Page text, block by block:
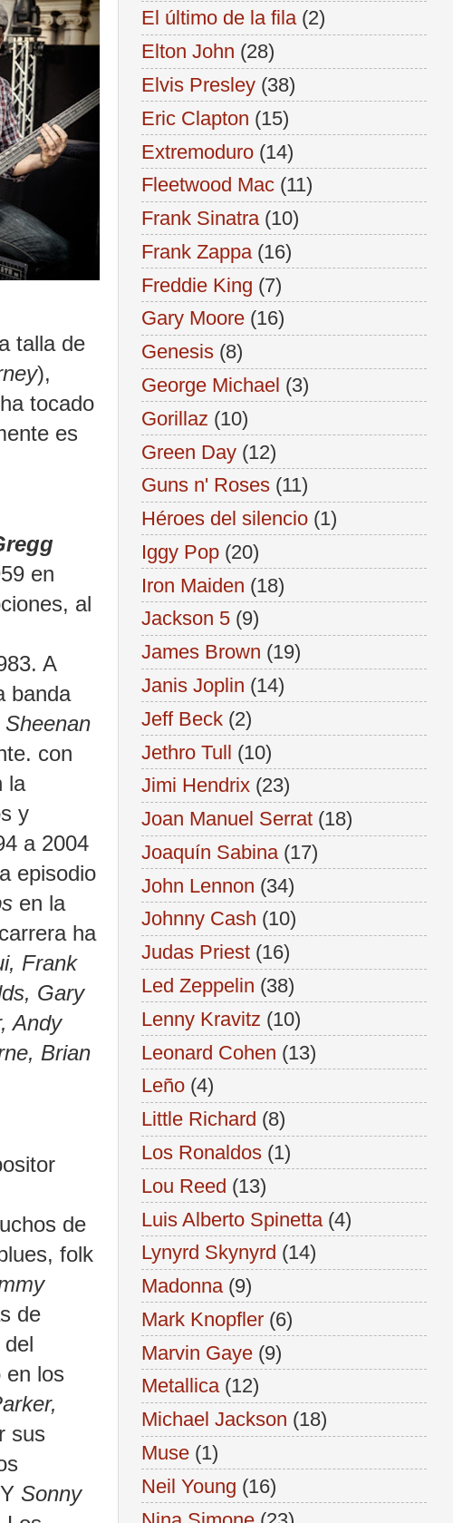
talla de
),
tocado
es
en
al
A
banda
con
la
y
a 2004
episodio
en la
ha
Frank
Gary
Andy
Brian
de
folk
de
en los
sus
Sonny
El último de la fila (2)
Elton John (28)
Elvis Presley (38)
Eric Clapton (15)
Extremoduro (14)
Fleetwood Mac (11)
Frank Sinatra (10)
Frank Zappa (16)
Freddie King (7)
Gary Moore (16)
Genesis (8)
George Michael (3)
Gorillaz (10)
Green Day (12)
Guns n' Roses (11)
Héroes del silencio (1)
Iggy Pop (20)
Iron Maiden (18)
Jackson 5 (9)
James Brown (19)
Janis Joplin (14)
Jeff Beck (2)
Jethro Tull (10)
Jimi Hendrix (23)
Joan Manuel Serrat (18)
Joaquín Sabina (17)
John Lennon (34)
Johnny Cash (10)
Judas Priest (16)
Led Zeppelin (38)
Lenny Kravitz (10)
Leonard Cohen (13)
Leño (4)
Little Richard (8)
Los Ronaldos (1)
Lou Reed (13)
Luis Alberto Spinetta (4)
Lynyrd Skynyrd (14)
Madonna (9)
Mark Knopfler (6)
Marvin Gaye (9)
Metallica (12)
Michael Jackson (18)
Muse (1)
Neil Young (16)